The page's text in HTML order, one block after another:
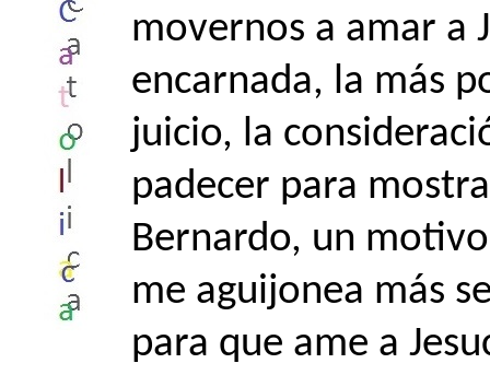
movernos a amar a
encarnada, la más
juicio, la
padecer para
Bernardo, un
me aguijonea más
para que ame a